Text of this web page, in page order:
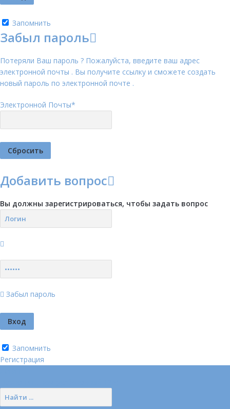
Запомнить
Забыл пароль
Потеряли Ваш пароль ? Пожалуйста, введите ваш адрес
электронной почты . Вы получите ссылку и сможете создать
новый пароль по электронной почте .
Электронной Почты*
Добавить вопрос
Вы должны зарегистрироваться, чтобы задать вопрос
Забыл пароль
Запомнить
Регистрация